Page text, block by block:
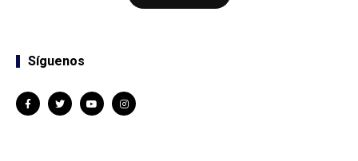
Síguenos